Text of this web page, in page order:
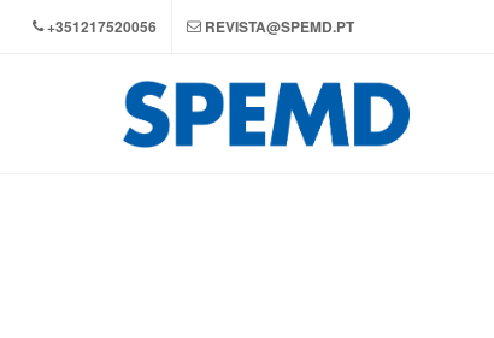
+351217520056 REVISTA@SPEMD.PT